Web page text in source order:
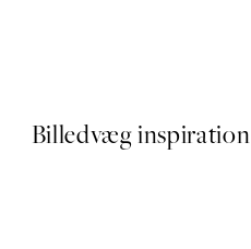
Billedvæg inspiration